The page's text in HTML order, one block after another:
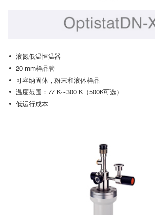
• 液氮低温恒温器
• 20 mm样品管
• 可容纳固体，粉末和液体样品
• 温度范围：77 K~300 K（500K可选）
• 低运行成本
特有的样品交换及调节方法
品而无需重新调整光路或移动低温恒温器。
可选择透射或者反射样品架，两种样品架均可
0针连接器或12弹簧PCB连接来控制直流电信号的输
用户可以在不影响光路的情况下更换样品或者
Optistat 系统均可提供各类窗口材料来适应特
红外光谱，傅里叶变换红外光谱以及